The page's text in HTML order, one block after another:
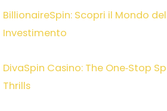
BillionaireSpin: Scopri il Mondo
Investimento
DivaSpin Casino: The One‑Stop
Thrills